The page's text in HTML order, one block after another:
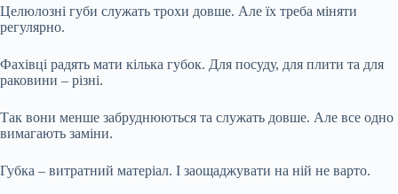
Целюлозні губи служать трохи довше. Але їх треба міняти
регулярно.
Фахівці радять мати кілька губок. Для посуду, для плити та для
раковини – різні.
Так вони менше забруднюються та служать довше. Але все одно
вимагають заміни.
Губка – витратний матеріал. І заощаджувати на ній не варто.